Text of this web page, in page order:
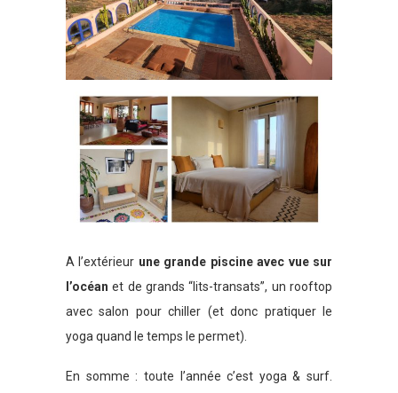
A l’extérieur une grande piscine avec vue sur
l’océan et de grands “lits-transats”, un rooftop
avec salon pour chiller (et donc pratiquer le
yoga quand le temps le permet).
En somme : toute l’année c’est yoga & surf.